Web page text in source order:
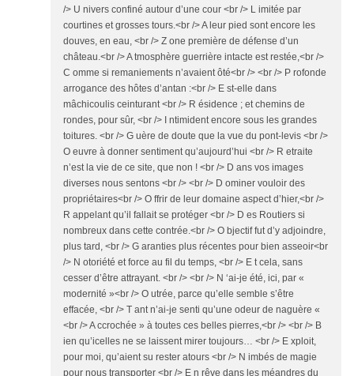
/> U nivers confiné autour d’une cour <br /> L imitée par
courtines et grosses tours.<br /> A leur pied sont encore les
douves, en eau, <br /> Z one première de défense d’un
château.<br /> A tmosphère guerrière intacte est restée,<br />
C omme si remaniements n’avaient ôté<br /> <br /> P rofonde
arrogance des hôtes d’antan :<br /> E st-elle dans
mâchicoulis ceinturant <br /> R ésidence ; et chemins de
rondes, pour sûr, <br /> I ntimident encore sous les grandes
toitures. <br /> G uère de doute que la vue du pont-levis <br />
O euvre à donner sentiment qu’aujourd’hui <br /> R etraite
n’est la vie de ce site, que non ! <br /> D ans vos images
diverses nous sentons <br /> <br /> D ominer vouloir des
propriétaires<br /> O ffrir de leur domaine aspect d’hier,<br />
R appelant qu’il fallait se protéger <br /> D es Routiers si
nombreux dans cette contrée.<br /> O bjectif fut d’y adjoindre,
plus tard, <br /> G aranties plus récentes pour bien asseoir<br
/> N otoriété et force au fil du temps, <br /> E t cela, sans
cesser d’être attrayant. <br /> <br /> N ‘ai-je été, ici, par «
modernité »<br /> O utrée, parce qu’elle semble s’être
effacée, <br /> T ant n’ai-je senti qu’une odeur de naguère «
<br /> A ccrochée » à toutes ces belles pierres,<br /> <br /> B
ien qu’icelles ne se laissent mirer toujours… <br /> E xploit,
pour moi, qu’aient su rester atours <br /> N imbés de magie
pour nous transporter <br /> E n rêve dans les méandres du